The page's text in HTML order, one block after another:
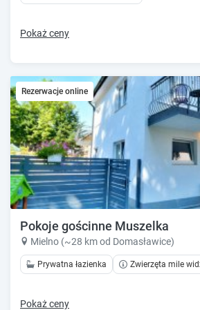
Pokaż ceny
Rezerwacje online
Pokoje gościnne Muszelka
Mielno (~28 km od Domasławice)
Prywatna łazienka Zwierzęta mile
Pokaż ceny